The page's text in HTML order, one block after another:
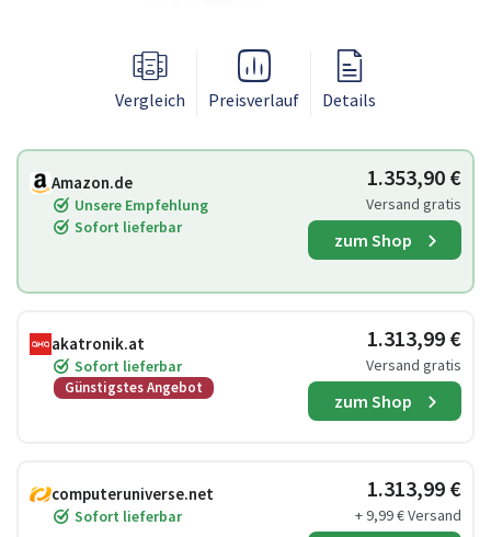
Vergleich Preisverlauf Details
Amazon.de
Unsere Empfehlung
Sofort lieferbar
1.353,90 €
Versand gratis
zum Shop
akatronik.at
Sofort lieferbar
Günstigstes Angebot
1.313,99 €
Versand gratis
zum Shop
computeruniverse.net
Sofort lieferbar
1.313,99 €
+ 9,99 € Versand